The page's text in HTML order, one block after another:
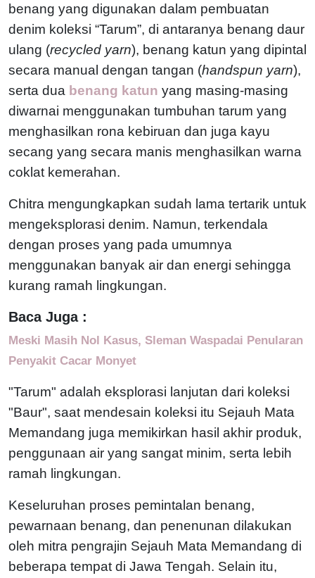
benang yang digunakan dalam pembuatan
denim koleksi “Tarum”, di antaranya benang daur
ulang (recycled yarn), benang katun yang dipintal
secara manual dengan tangan (handspun yarn),
serta dua benang katun yang masing-masing
diwarnai menggunakan tumbuhan tarum yang
menghasilkan rona kebiruan dan juga kayu
secang yang secara manis menghasilkan warna
coklat kemerahan.
Chitra mengungkapkan sudah lama tertarik untuk
mengeksplorasi denim. Namun, terkendala
dengan proses yang pada umumnya
menggunakan banyak air dan energi sehingga
kurang ramah lingkungan.
Baca Juga :
Meski Masih Nol Kasus, Sleman Waspadai Penularan
Penyakit Cacar Monyet
"Tarum" adalah eksplorasi lanjutan dari koleksi
"Baur", saat mendesain koleksi itu Sejauh Mata
Memandang juga memikirkan hasil akhir produk,
penggunaan air yang sangat minim, serta lebih
ramah lingkungan.
Keseluruhan proses pemintalan benang,
pewarnaan benang, dan penenunan dilakukan
oleh mitra pengrajin Sejauh Mata Memandang di
beberapa tempat di Jawa Tengah. Selain itu,